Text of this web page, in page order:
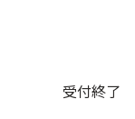
受付終了